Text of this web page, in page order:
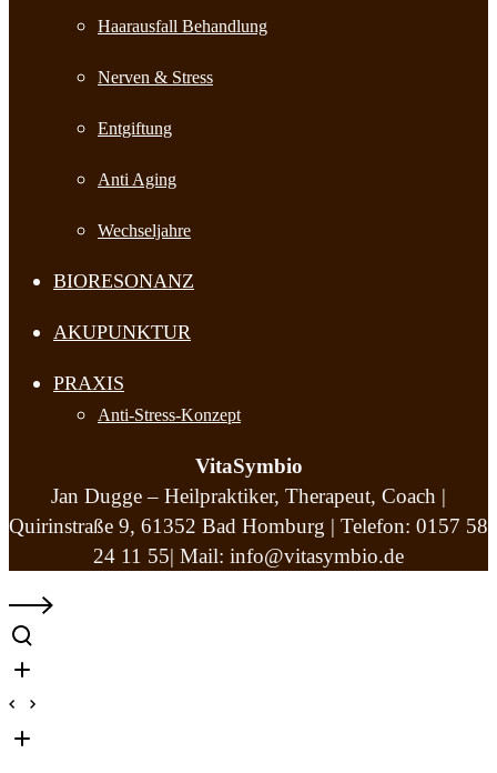
Haarausfall Behandlung
Nerven & Stress
Entgiftung
Anti Aging
Wechseljahre
BIORESONANZ
AKUPUNKTUR
PRAXIS
Anti-Stress-Konzept
VitaSymbio
Jan Dugge – Heilpraktiker, Therapeut, Coach |
Quirinstraße 9, 61352 Bad Homburg | Telefon: 0157 58
24 11 55| Mail: info@vitasymbio.de